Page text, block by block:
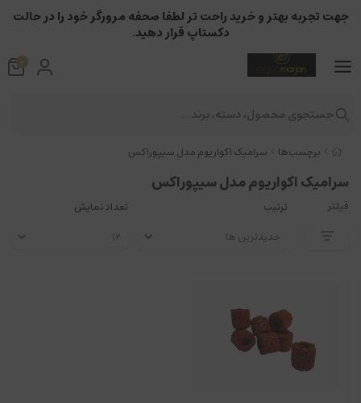
برچسب‌ها سرامیک اکواریوم مدل سیپوراکس
سرامیک اکواریوم مدل سیپوراکس
فیلتر ترتیب تعداد نمایش
جهت تجربه بهتر و خرید راحت تر لطفا صحفه مرورگر خود را در حالت
دکستاپ قرار دهید.
0
جستجوی محصول، دسته، برند...